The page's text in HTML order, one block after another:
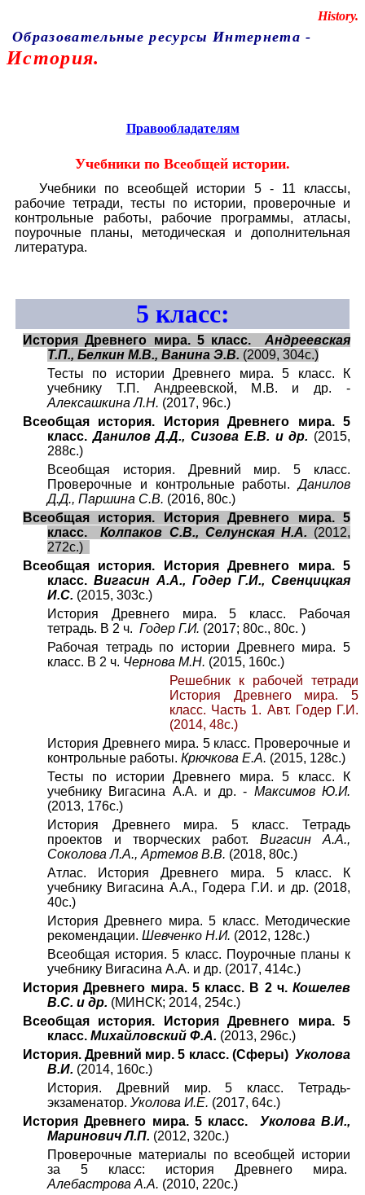
History.
Образовательные ресурсы Интернета -
История.
Правообладателям
Учебники по Всеобщей истории.
Учебники по всеобщей истории 5 - 11 классы,
рабочие тетради, тесты по истории, проверочные и
контрольные работы, рабочие программы, атласы,
поурочные планы, методическая и дополнительная
литература.
5 класс:
История Древнего мира. 5 класс. Андреевская
Т.П., Белкин М.В., Ванина Э.В. (2009, 304с.)
Тесты по истории Древнего мира. 5 класс. К
учебнику Т.П. Андреевской, М.В. и др. -
Алексашкина Л.Н. (2017, 96с.)
Всеобщая история. История Древнего мира. 5
класс.Данилов Д.Д., Сизова Е.В. и др. (2015,
288с.)
Всеобщая история. Древний мир. 5 класс.
Проверочные и контрольные работы.Данилов
Д.Д., Паршина С.В. (2016, 80с.)
Всеобщая история. История Древнего мира. 5
класс.Колпаков С.В., Селунская Н.А. (2012,
272с.)
Всеобщая история. История Древнего мира. 5
класс. Вигасин А.А., Годер Г.И., Свенцицкая
И.С. (2015, 303с.)
История Древнего мира. 5 класс. Рабочая
тетрадь. В 2 ч. Годер Г.И. (2017; 80с., 80с. )
Рабочая тетрадь по истории Древнего мира. 5
класс. В 2 ч. Чернова М.Н. (2015, 160с.)
Решебник к рабочей тетради
История Древнего мира. 5
класс. Часть 1. Авт. Годер Г.И.
(2014, 48с.)
История Древнего мира. 5 класс. Проверочные и
контрольные работы. Крючкова Е.А. (2015, 128с.)
Тесты по истории Древнего мира. 5 класс. К
учебнику Вигасина А.А. и др. - Максимов Ю.И.
(2013, 176с.)
История Древнего мира. 5 класс. Тетрадь
проектов и творческих работ. Вигасин А.А.,
Соколова Л.А., Артемов В.В. (2018, 80с.)
Атлас. История Древнего мира. 5 класс. К
учебнику Вигасина А.А., Годера Г.И. и др. (2018,
40с.)
История Древнего мира. 5 класс. Методические
рекомендации. Шевченко Н.И. (2012, 128с.)
Всеобщая история. 5 класс. Поурочные планы к
учебнику Вигасина А.А. и др. (2017, 414с.)
История Древнего мира. 5 класс. В 2 ч. Кошелев
В.С. и др. (МИНСК; 2014, 254с.)
Всеобщая история. История Древнего мира. 5
класс. Михайловский Ф.А. (2013, 296с.)
История. Древний мир. 5 класс. (Сферы) Уколова
В.И. (2014, 160с.)
История. Древний мир. 5 класс. Тетрадь-
экзаменатор. Уколова И.Е. (2017, 64с.)
История Древнего мира. 5 класс. Уколова В.И.,
Маринович Л.П. (2012, 320с.)
Проверочные материалы по всеобщей истории
за 5 класс: история Древнего мира.
Алебастрова А.А. (2010, 220с.)